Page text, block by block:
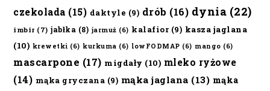
czekolada (15) daktyle (9) drób (16) dynia (22)
imbir (7) jabłka (8) jarmuż (6) kalafior(9) kasza jaglana
(10) krewetki (6) kurkuma (6) lowFODMAP (6) mango (6)
mascarpone (17) migdały (10) mleko ryżowe
(14) mąka gryczana (9) mąka jaglana (13) mąka